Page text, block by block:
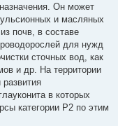
Он может
и масляных
почв, в составе
для нужд
сточных вод, как
и др. На территории
в которых
категории Р2 по этим